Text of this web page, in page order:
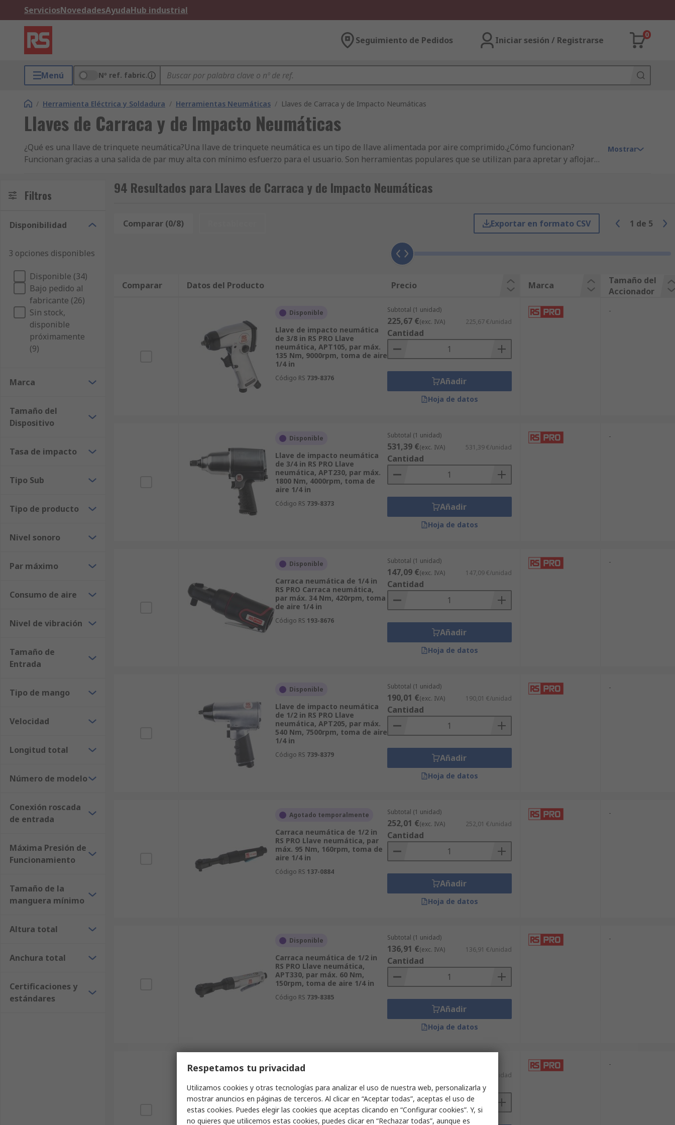
ServiciosNovedadesAyudaHub industrial
Seguimiento de Pedidos Iniciar sesión / Registrarse
0
Menú Nº ref. fabric.
/ Herramienta Eléctrica y Soldadura / Herramientas Neumáticas / Llaves de Carraca y de Impacto Neumáticas
Llaves de Carraca y de Impacto Neumáticas
¿Qué es una llave de trinquete neumática?Una llave de trinquete neumática es un tipo de llave alimentada por aire comprimido.¿Cómo funcionan?
Funcionan gracias a una salida de par muy alta con mínimo esfuerzo para el usuario. Son herramientas populares que se utilizan para apretar y aflojar
donde debe tenerse en cuenta la vibración• Ideales para uso en fijaciones grandes y pesadas ¿Dónde se utilizaría?• Industria de automoción• Industrial
general• Garajes• Talleres• Entusiastas del bricolaje• Hogar
Mostrar
Filtros
Disponibilidad
3 opciones disponibles
Disponible (34)
Bajo pedido al
fabricante (26)
Sin stock,
disponible
próximamente
(9)
Marca
Tamaño del
Dispositivo
Tasa de impacto
Tipo Sub
Tipo de producto
Nivel sonoro
Par máximo
Consumo de aire
Nivel de vibración
Tamaño de
Entrada
Tipo de mango
Velocidad
Longitud total
Número de modelo
Conexión roscada
de entrada
Máxima Presión de
Funcionamiento
Tamaño de la
manguera mínimo
Altura total
Anchura total
Certificaciones y
estándares
94 Resultados para Llaves de Carraca y de Impacto Neumáticas
Comparar (0/8) Exportar en formato CSV 1 de 5
Comparar Datos del Producto Precio Marca
Tamaño del
Accionador
Disponible
Llave de impacto neumática
de 3/8 in RS PRO Llave
neumática, APT105, par máx.
135 Nm, 9000rpm, toma de aire
1/4 in
Código RS 739-8376
Subtotal (1 unidad)
225,67 €(exc. IVA) 225,67 €/unidad
Cantidad
Añadir
Hoja de datos
-
Disponible
Llave de impacto neumática
de 3/4 in RS PRO Llave
neumática, APT230, par máx.
1800 Nm, 4000rpm, toma de
aire 1/4 in
Código RS 739-8373
Subtotal (1 unidad)
531,39 €(exc. IVA) 531,39 €/unidad
Cantidad
Añadir
Hoja de datos
-
Disponible
Carraca neumática de 1/4 in
RS PRO Carraca neumática,
par máx. 34 Nm, 420rpm, toma
de aire 1/4 in
Código RS 193-8676
Subtotal (1 unidad)
147,09 €(exc. IVA) 147,09 €/unidad
Cantidad
Añadir
Hoja de datos
-
Disponible
Llave de impacto neumática
de 1/2 in RS PRO Llave
neumática, APT205, par máx.
540 Nm, 7500rpm, toma de aire
1/4 in
Código RS 739-8379
Subtotal (1 unidad)
190,01 €(exc. IVA) 190,01 €/unidad
Cantidad
Añadir
Hoja de datos
-
Agotado temporalmente
Carraca neumática de 1/2 in
RS PRO Llave neumática, par
máx. 95 Nm, 160rpm, toma de
aire 1/4 in
Código RS 137-0884
Subtotal (1 unidad)
252,01 €(exc. IVA) 252,01 €/unidad
Cantidad
Añadir
Hoja de datos
-
Disponible
Carraca neumática de 1/2 in
RS PRO Llave neumática,
APT330, par máx. 60 Nm,
150rpm, toma de aire 1/4 in
Código RS 739-8385
Subtotal (1 unidad)
136,91 €(exc. IVA) 136,91 €/unidad
Cantidad
Añadir
Hoja de datos
-
Disponible
Llave de impacto neumática
de 1/2 in RS PRO Llave
neumática, APP201, par máx.
433 Nm, 10000rpm, toma de
aire 1/4 in
414,12 €/unidad
Cantidad
-
Respetamos tu privacidad
Utilizamos cookies y otras tecnologías para analizar el uso de nuestra web, personalizarla y
mostrar anuncios en páginas de terceros. Al clicar en “Aceptar todas”, aceptas el uso de
estas cookies. Puedes elegir las cookies que aceptas clicando en “Configurar cookies”. Y, si
no quieres que utilicemos estas cookies, puedes clicar en “Rechazar todas”, aunque es